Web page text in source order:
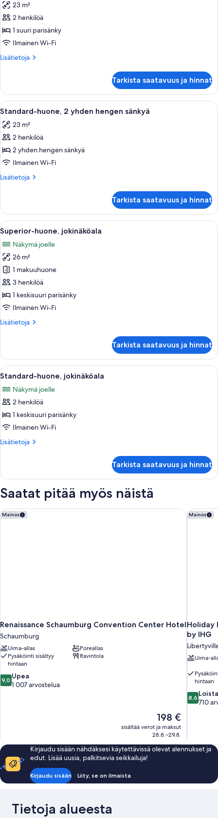
huonetyypin
Standard-
huone,
1
suuri
parisänky
23 m²
2 henkilöä
1 suuri parisänky
Ilmainen Wi-Fi
Lisätietoja
Lisätietoja
1
suuri
parisänky
Tarkista saatavuus ja hinnat
Avaa
kaikki
huonetyypin
Standard-
huone,
2
yhden
hengen
kuvat
Hotellihuone, jossa on kaksi
5
Standard-huone, 2 yhden hengen sänkyä
23 m²
2 henkilöä
2 yhden hengen sänkyä
Ilmainen Wi-Fi
Lisätietoja
Lisätietoja
2
yhden
hengen
sänkyä
Tarkista saatavuus ja hinnat
Avaa
kaikki
huonetyypin
Superior-
huone,
jokinäköala
kuvat
Hotellihuone, jossa on suuri sänky,
14
Superior-huone, jokinäköala
Näkymä joelle
26 m²
1 makuuhuone
3 henkilöä
1 keskisuuri parisänky
Ilmainen Wi-Fi
Lisätietoja
Lisätietoja
jokinäköala
Tarkista saatavuus ja hinnat
Avaa
kaikki
huonetyypin
Standard-
huone,
jokinäköala
kuvat
Hotellihuone, jossa on suuri sänky,
10
Standard-huone, jokinäköala
Näkymä joelle
2 henkilöä
1 keskisuuri parisänky
Ilmainen Wi-Fi
Lisätietoja
Lisätietoja
jokinäköala
Tarkista saatavuus ja hinnat
Saatat pitää myös näistä
Mainos
Renaissance Schaumburg Convention Center Hotel
Schaumburg
Uima-allas
Poreallas
Pysäköinti sisältyy
hintaan
Ravintola
9.0
kautta
9,0 Upea
1 007 arvostelua
Hinta
on
198 €
198 €
sisältää verot ja maksut
28.8.–29.8.
Renaissance Schaumburg Convention Center Hotel Mainos
Holiday
by IHG
Uima-
hintaan
8.6
kautta
arvostelua
8,6
710
Holiday
Kirjaudu sisään nähdäksesi käytettävissä olevat alennukset ja
edut. Lisää uusia, palkitsevia seikkailuja!
Kirjaudu sisään Liity, se on ilmaista
Tietoja alueesta